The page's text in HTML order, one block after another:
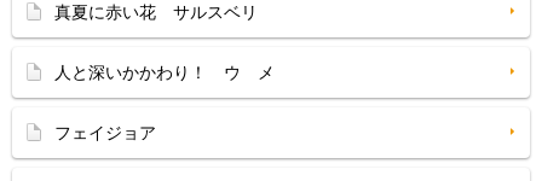
真夏に赤い花 サルスベリ
人と深いかかわり！ ウ メ
フェイジョア